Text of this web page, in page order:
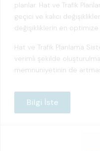
planlar. Hat ve Trafik
geçici ve kalıcı
değişikliklerin en optimize
Hat ve Trafik Planlama
verimli şekilde
memnuniyetinin de
Bilgi İste